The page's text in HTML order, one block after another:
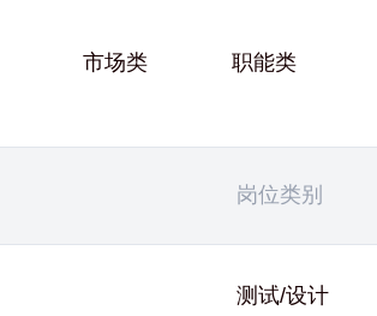
市场类 职能类
岗位类别
测试/设计